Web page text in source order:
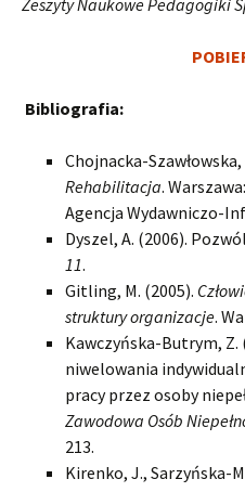
Zeszyty Naukowe Pedagogiki
Bibliografia:
Chojnacka-Szawłowska,
Rehabilitacja.
Agencja Wydawniczo-
Dyszel, A. (2006).
11.
Gitling, M. (2005).
struktury organizacje.
Kawczyńska-Butrym, Z.
niwelowania
pracy przez osoby
Zawodowa Osób
213.
Kirenko, J., Sarzyńska-